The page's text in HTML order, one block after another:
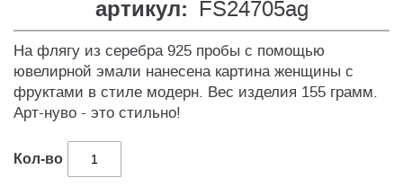
артикул: FS24705ag
На флягу из серебра 925 пробы с помощью
ювелирной эмали нанесена картина женщины с
фруктами в стиле модерн. Вес изделия 155 грамм.
Арт-нуво - это стильно!
Кол-во